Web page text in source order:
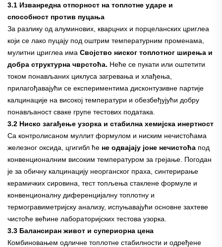
3.1 Изванредна отпорност на топлотне ударе и
способност против пуцања
За разлику од алуминових, кварцних и порцеланских цриглеа
који се лако пуцају под оштрим температурним променама,
мулитни цриглеа има Својство ниског топлотног ширења и
добра структурна чврстоћа. Неће се пукати или оштетити
током понављаних циклуса загревања и хлађења,
прилагођавајући се експериментима дисконтузивне партије
калцинације на високој температури и обезбеђујући добру
понављаност сваке групе тестових података.
3.2 Ниско загађење узорка и стабилна хемијска инертност
Са контролисаном муллит формулом и ниским нечистоћама
железног оксида, цгигибл ће не одвајају јоне нечистоћа под
конвенционалним високим температуром за грејање. Погодан
је за обичну калцинацију неорганског праха, синтерирање
керамичких сировина, тест топљења стаклене формуле и
конвенционалну диференцијалну топлотну и
термогравиметријску анализу, испуњавајући основне захтеве
чистоће већине лабораторијских тестова узорка.
3.3 Балансиран живот и супериорна цена
Комбиновањем одличне топлотне стабилности и одређене